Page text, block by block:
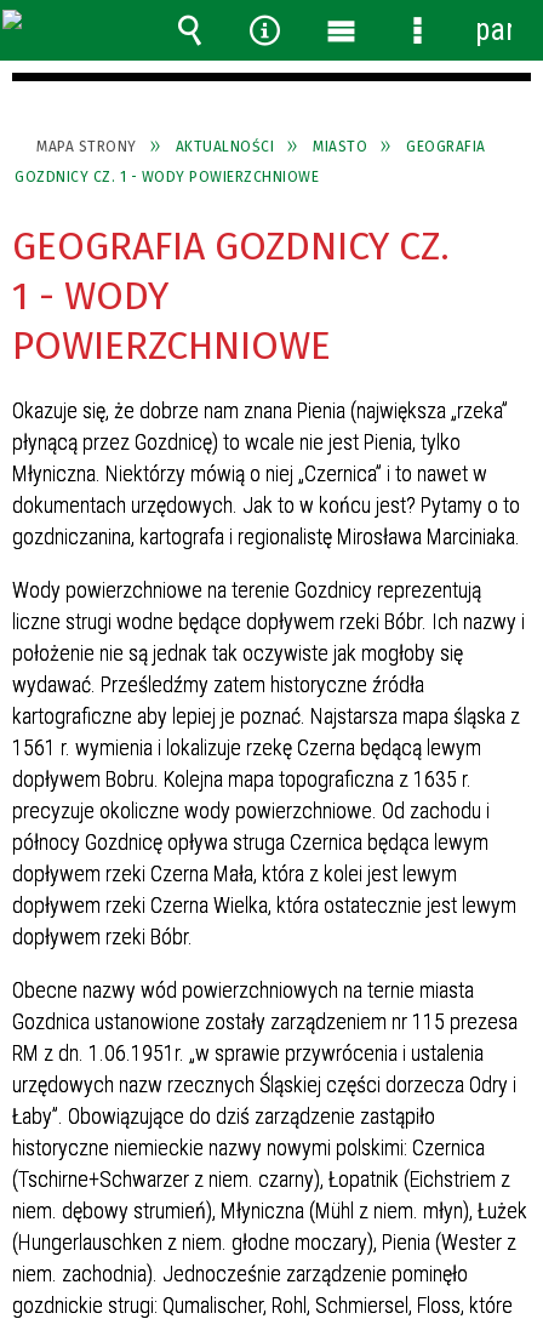
MAPA STRONY AKTUALNOŚCI MIASTO
GEOGRAFIA
GOZDNICY CZ. 1 - WODY POWIERZCHNIOWE
GEOGRAFIA GOZDNICY CZ.
1 - WODY
POWIERZCHNIOWE
Okazuje się, że dobrze nam znana Pienia (największa „rzeka”
płynącą przez Gozdnicę) to wcale nie jest Pienia, tylko
Młyniczna. Niektórzy mówią o niej „Czernica” i to nawet w
dokumentach urzędowych. Jak to w końcu jest? Pytamy o to
gozdniczanina, kartografa i regionalistę Mirosława Marciniaka.
Wody powierzchniowe na terenie Gozdnicy reprezentują
liczne strugi wodne będące dopływem rzeki Bóbr. Ich nazwy i
położenie nie są jednak tak oczywiste jak mogłoby się
wydawać. Prześledźmy zatem historyczne źródła
kartograficzne aby lepiej je poznać. Najstarsza mapa śląska z
1561 r. wymienia i lokalizuje rzekę Czerna będącą lewym
dopływem Bobru. Kolejna mapa topograficzna z 1635 r.
precyzuje okoliczne wody powierzchniowe. Od zachodu i
północy Gozdnicę opływa struga Czernica będąca lewym
dopływem rzeki Czerna Mała, która z kolei jest lewym
dopływem rzeki Czerna Wielka, która ostatecznie jest lewym
dopływem rzeki Bóbr.
Obecne nazwy wód powierzchniowych na ternie miasta
Gozdnica ustanowione zostały zarządzeniem nr 115 prezesa
RM z dn. 1.06.1951r. „w sprawie przywrócenia i ustalenia
urzędowych nazw rzecznych Śląskiej części dorzecza Odry i
Łaby”. Obowiązujące do dziś zarządzenie zastąpiło
historyczne niemieckie nazwy nowymi polskimi: Czernica
(Tschirne+Schwarzer z niem. czarny), Łopatnik (Eichstriem z
niem. dębowy strumień), Młyniczna (Mühl z niem. młyn), Łużek
(Hungerlauschken z niem. głodne moczary), Pienia (Wester z
niem. zachodnia). Jednocześnie zarządzenie pominęło
gozdnickie strugi: Qumalischer, Rohl, Schmiersel, Floss, które
Wyszukiwarka
Narzędzia
Menu Menu
panel